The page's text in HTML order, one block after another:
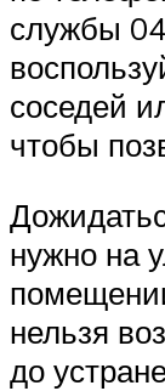
службы
соседей
чтобы
нужно на
нельзя
до